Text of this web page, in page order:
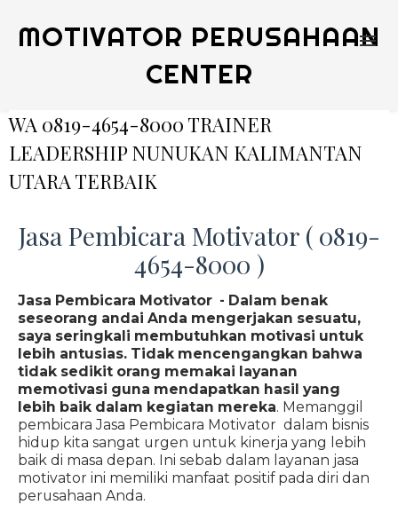
MOTIVATOR PERUSAHAAN
CENTER
WA 0819-4654-8000 TRAINER
LEADERSHIP NUNUKAN KALIMANTAN
UTARA TERBAIK
Jasa Pembicara Motivator ( 0819-
4654-8000 )
Jasa Pembicara Motivator - Dalam benak
seseorang andai Anda mengerjakan sesuatu,
saya seringkali membutuhkan motivasi untuk
lebih antusias. Tidak mencengangkan bahwa
tidak sedikit orang memakai layanan
memotivasi guna mendapatkan hasil yang
lebih baik dalam kegiatan mereka. Memanggil
pembicara Jasa Pembicara Motivator dalam bisnis
hidup kita sangat urgen untuk kinerja yang lebih
baik di masa depan. Ini sebab dalam layanan jasa
motivator ini memiliki manfaat positif pada diri dan
perusahaan Anda.